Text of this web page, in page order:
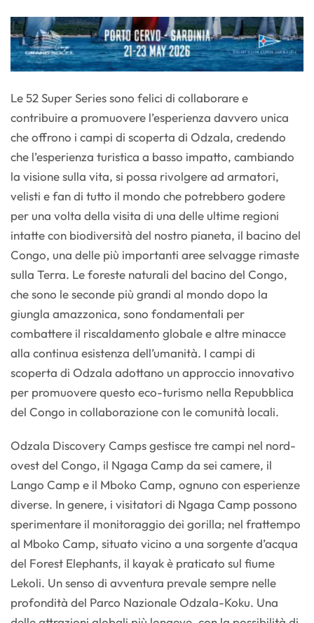
Le 52 Super Series sono felici di collaborare e
contribuire a promuovere l’esperienza davvero unica
che offrono i campi di scoperta di Odzala, credendo
che l’esperienza turistica a basso impatto, cambiando
la visione sulla vita, si possa rivolgere ad armatori,
velisti e fan di tutto il mondo che potrebbero godere
per una volta della visita di una delle ultime regioni
intatte con biodiversità del nostro pianeta, il bacino del
Congo, una delle più importanti aree selvagge rimaste
sulla Terra. Le foreste naturali del bacino del Congo,
che sono le seconde più grandi al mondo dopo la
giungla amazzonica, sono fondamentali per
combattere il riscaldamento globale e altre minacce
alla continua esistenza dell’umanità. I campi di
scoperta di Odzala adottano un approccio innovativo
per promuovere questo eco-turismo nella Repubblica
del Congo in collaborazione con le comunità locali.
Odzala Discovery Camps gestisce tre campi nel nord-
ovest del Congo, il Ngaga Camp da sei camere, il
Lango Camp e il Mboko Camp, ognuno con esperienze
diverse. In genere, i visitatori di Ngaga Camp possono
sperimentare il monitoraggio dei gorilla; nel frattempo
al Mboko Camp, situato vicino a una sorgente d’acqua
del Forest Elephants, il kayak è praticato sul fiume
Lekoli. Un senso di avventura prevale sempre nelle
profondità del Parco Nazionale Odzala-Koku. Una